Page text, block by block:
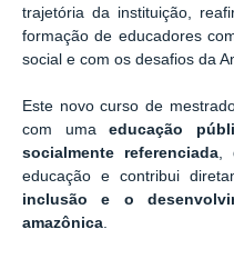
trajetória da instituição,
formação de educadores
social e com os desafios da
Este novo curso de
com umaeducação
socialmente referenciada,
educação e contribui
inclusão e o
amazônica